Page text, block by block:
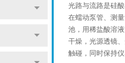
光路与流路是硅
在蠕动泵管、测
池，用稀盐酸溶
干燥，光源透镜
触碰，同时保持